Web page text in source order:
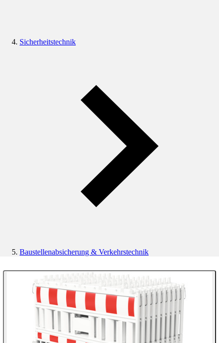
Sicherheitstechnik
Baustellenabsicherung & Verkehrstechnik